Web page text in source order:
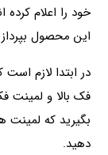
خود را اعلام
این محصول
در ابتدا لازم
فک بالا و لمینت
بگیرید که لمینت
دهید.